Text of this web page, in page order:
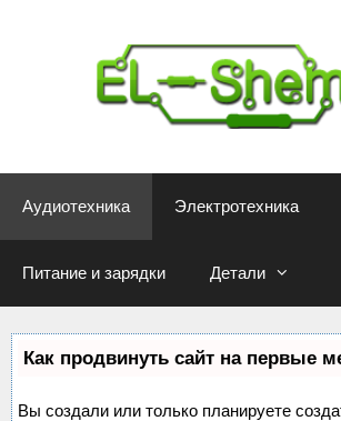
содержимому
Аудиотехника Электротехника
Питание и зарядки Детали
Как продвинуть сайт на первые
Вы создали или только планируете